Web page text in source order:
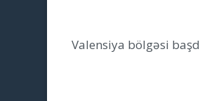
Valensiya bölgəsi